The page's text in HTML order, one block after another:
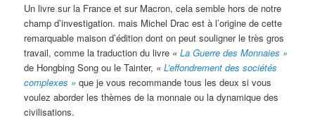
Un livre sur la France et sur Macron, cela semble hors de notre
champ d’investigation. mais Michel Drac est à l’origine de cette
remarquable maison d’édition dont on peut souligner le très gros
travail, comme la traduction du livre « La Guerre des Monnaies »
de Hongbing Song ou le Tainter, «L’effondrement des sociétés
complexes » que je vous recommande tous les deux si vous
voulez aborder les thèmes de la monnaie ou la dynamique des
civilisations.